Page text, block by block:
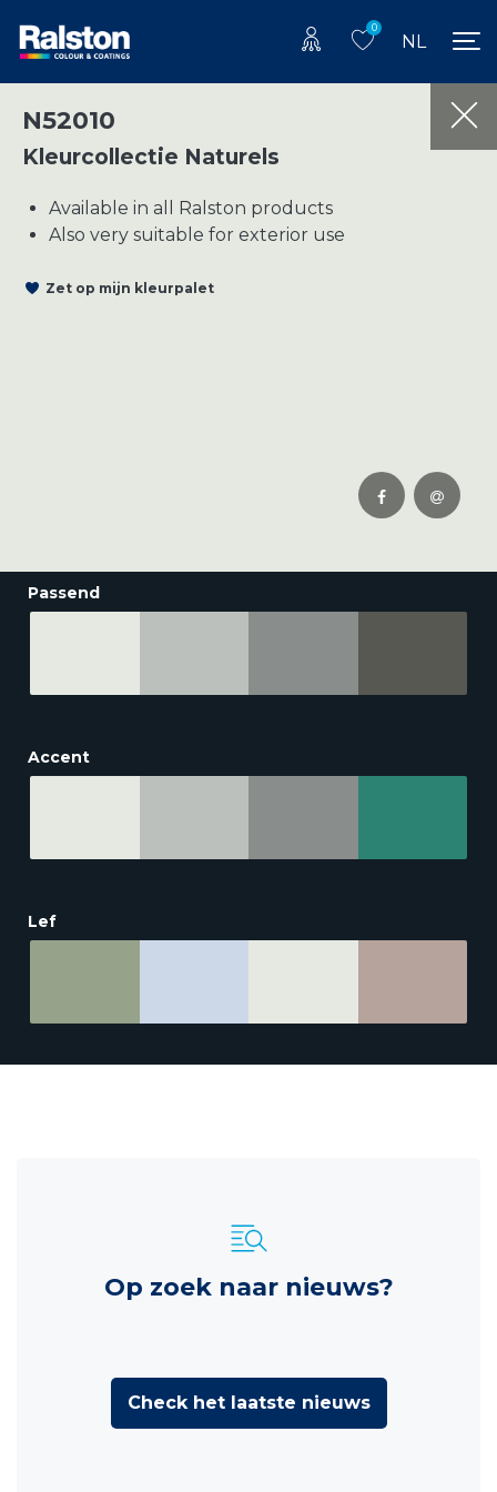
0
NL
N52010
Kleurcollectie Naturels
Available in all Ralston products
Also very suitable for exterior use
Zet op mijn kleurpalet
Passend
Accent
Lef
Op zoek naar nieuws?
Check het laatste nieuws